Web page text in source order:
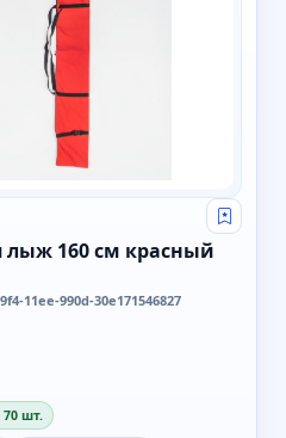
Свой
лыж 160 см красный
11ee-990d-30e171546827
шт.